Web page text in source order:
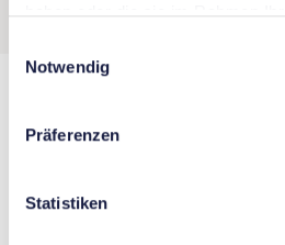
haben oder die sie im Rahmen
Notwendig
Präferenzen
Statistiken
Vorgeschlagene